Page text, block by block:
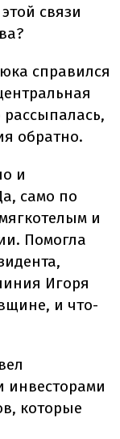
связи
справился
рассыпалась,
обратно.
и
само по
и
Помогла
Игоря
и что-
инвесторами
которые